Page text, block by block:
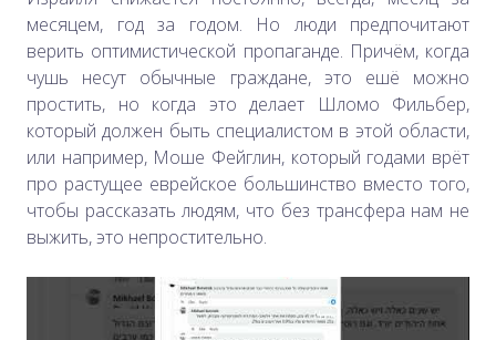
месяцем, год за годом. Но люди предпочитают
верить оптимистической пропаганде. Причём, когда
чушь несут обычные граждане, это ешё можно
простить, но когда это делает Шломо Фильбер,
который должен быть специалистом в этой области,
или например, Моше Фейглин, который годами врёт
про растущее еврейское большинство вместо того,
чтобы рассказать людям, что без трансфера нам не
выжить, это непростительно.